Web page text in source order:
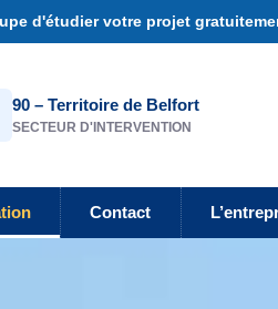
d'étudier votre projet
90 – Territoire de Belfort
SECTEUR D'INTERVENTION
Contact